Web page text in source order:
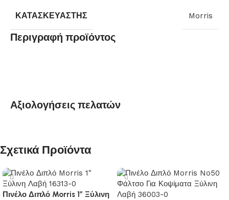
ΚΑΤΑΣΚΕΥΑΣΤΉΣ Morris
Περιγραφή προϊόντος
Αξιολογήσεις πελατών
Σχετικά Προϊόντα
Πινέλο Διπλό Morris 1″ Ξύλινη